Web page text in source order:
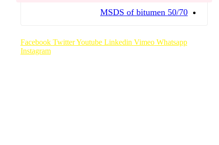
MSDS of bitumen 50/70
Facebook TwitterYoutube Linkedin Vimeo Whatsapp
Instagram